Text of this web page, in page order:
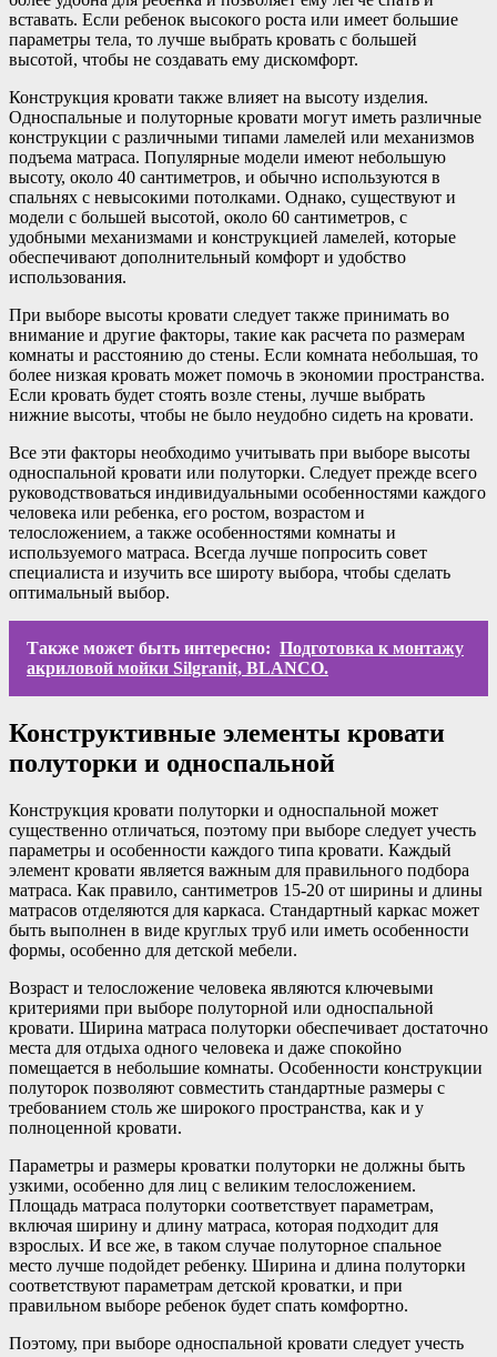
вставать. Если ребенок высокого роста или имеет большие
параметры тела, то лучше выбрать кровать с большей
высотой, чтобы не создавать ему дискомфорт.
Конструкция кровати также влияет на высоту изделия.
Односпальные и полуторные кровати могут иметь различные
конструкции с различными типами ламелей или механизмов
подъема матраса. Популярные модели имеют небольшую
высоту, около 40 сантиметров, и обычно используются в
спальнях с невысокими потолками. Однако, существуют и
модели с большей высотой, около 60 сантиметров, с
удобными механизмами и конструкцией ламелей, которые
обеспечивают дополнительный комфорт и удобство
использования.
При выборе высоты кровати следует также принимать во
внимание и другие факторы, такие как расчета по размерам
комнаты и расстоянию до стены. Если комната небольшая, то
более низкая кровать может помочь в экономии пространства.
Если кровать будет стоять возле стены, лучше выбрать
нижние высоты, чтобы не было неудобно сидеть на кровати.
Все эти факторы необходимо учитывать при выборе высоты
односпальной кровати или полуторки. Следует прежде всего
руководствоваться индивидуальными особенностями каждого
человека или ребенка, его ростом, возрастом и
телосложением, а также особенностями комнаты и
используемого матраса. Всегда лучше попросить совет
специалиста и изучить все широту выбора, чтобы сделать
оптимальный выбор.
Также может быть интересно: Подготовка к монтажу
акриловой мойки Silgranit, BLANCO.
Конструктивные элементы кровати
полуторки и односпальной
Конструкция кровати полуторки и односпальной может
существенно отличаться, поэтому при выборе следует учесть
параметры и особенности каждого типа кровати. Каждый
элемент кровати является важным для правильного подбора
матраса. Как правило, сантиметров 15-20 от ширины и длины
матрасов отделяются для каркаса. Стандартный каркас может
быть выполнен в виде круглых труб или иметь особенности
формы, особенно для детской мебели.
Возраст и телосложение человека являются ключевыми
критериями при выборе полуторной или односпальной
кровати. Ширина матраса полуторки обеспечивает достаточно
места для отдыха одного человека и даже спокойно
помещается в небольшие комнаты. Особенности конструкции
полуторок позволяют совместить стандартные размеры с
требованием столь же широкого пространства, как и у
полноценной кровати.
Параметры и размеры кроватки полуторки не должны быть
узкими, особенно для лиц с великим телосложением.
Площадь матраса полуторки соответствует параметрам,
включая ширину и длину матраса, которая подходит для
взрослых. И все же, в таком случае полуторное спальное
место лучше подойдет ребенку. Ширина и длина полуторки
соответствуют параметрам детской кроватки, и при
правильном выборе ребенок будет спать комфортно.
Поэтому, при выборе односпальной кровати следует учесть